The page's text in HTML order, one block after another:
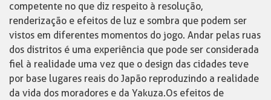
competente no que diz respeito à resolução,
renderização e efeitos de luz e sombra que podem ser
vistos em diferentes momentos do jogo. Andar pelas ruas
dos distritos é uma experiência que pode ser considerada
fiel à realidade uma vez que o design das cidades teve
por base lugares reais do Japão reproduzindo a realidade
da vida dos moradores e da Yakuza.Os efeitos de